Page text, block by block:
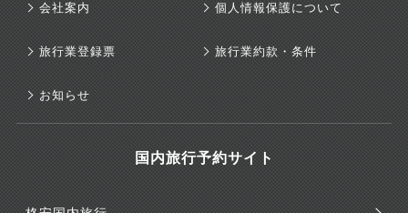
会社案内 個人情報保護について
旅行業登録票 旅行業約款・条件
お知らせ
国内旅行予約サイト